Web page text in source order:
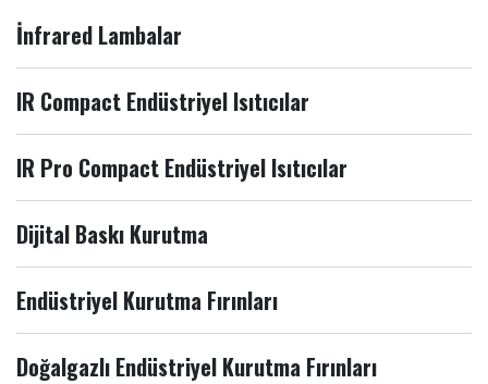
İnfrared Lambalar
IR Compact Endüstriyel Isıtıcılar
IR Pro Compact Endüstriyel Isıtıcılar
Dijital Baskı Kurutma
Endüstriyel Kurutma Fırınları
Doğalgazlı Endüstriyel Kurutma Fırınları